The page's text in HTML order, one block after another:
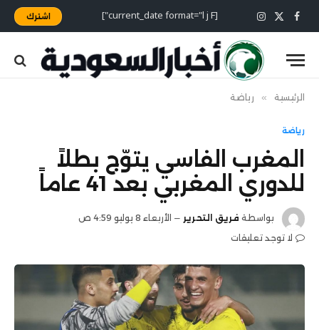
فيسبوك
X
(Twitter)
الانستغرام [current_date format="l j F"] اشترك
الرئيسية » رياضة
رياضة
المغرب الفاسي يتوّج بطلاً
للدوري المغربي بعد 41 عاماً
بواسطة فريق التحرير
الأربعاء 8 يوليو 4:59 ص
لا توجد تعليقات